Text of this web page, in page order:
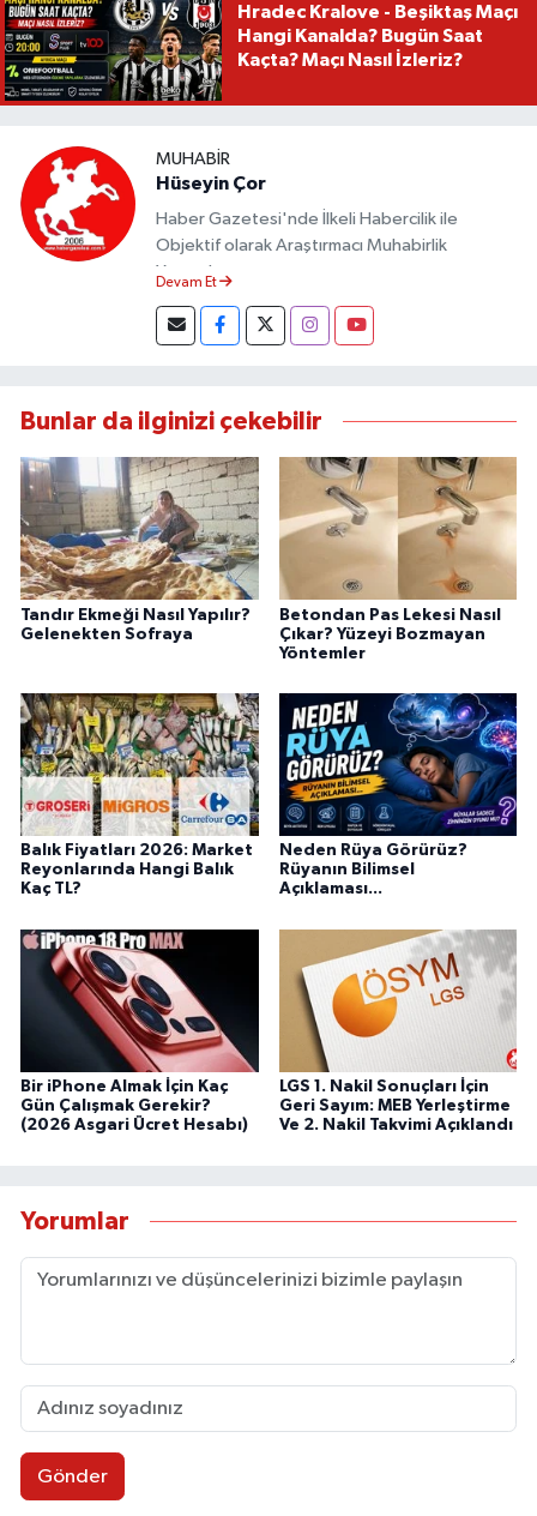
Hradec Kralove - Beşiktaş Maçı
Hangi Kanalda? Bugün Saat
Kaçta? Maçı Nasıl İzleriz?
MUHABIR
Hüseyin Çor
Haber Gazetesi'nde İlkeli Habercilik ile
Objektif olarak Araştırmacı Muhabirlik
Yapmaktayım.
Devam Et
Bunlar da ilginizi çekebilir
Tandır Ekmeği Nasıl Yapılır?
Gelenekten Sofraya
Betondan Pas Lekesi Nasıl
Çıkar? Yüzeyi Bozmayan
Yöntemler
Balık Fiyatları 2026: Market
Reyonlarında Hangi Balık
Kaç TL?
Neden Rüya Görürüz?
Rüyanın Bilimsel
Açıklaması...
Bir iPhone Almak İçin Kaç
Gün Çalışmak Gerekir?
(2026 Asgari Ücret Hesabı)
LGS 1. Nakil Sonuçları İçin
Geri Sayım: MEB Yerleştirme
Ve 2. Nakil Takvimi Açıklandı
Yorumlar
Gönder